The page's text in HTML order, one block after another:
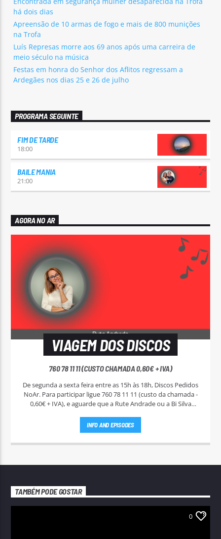
há dois dias
Apreensão de 10 armas de fogo e mais de 800 munições
na Trofa
Luís Represas morre aos 69 anos após uma carreira de
meio século na música
Festas em honra do Senhor dos Aflitos regressam a
Ardegães nos dias 25 e 26 de julho
PROGRAMA SEGUINTE
FIM DE TARDE
18:00
BAILE MANIA
21:00
AGORA NO AR
VIAGEM DOS DISCOS
760 78 11 11 (CUSTO CHAMADA 0,60€ + IVA)
De segunda a sexta feira entre as 15h às 18h, Discos Pedidos
NoAr. Para participar ligue 760 78 11 11 (custo da chamada -
0,60€ + IVA), e aguarde que a Rute Andrade ou a Bi Silva
INFO AND EPISODES
TAMBÉM PODE GOSTAR
0